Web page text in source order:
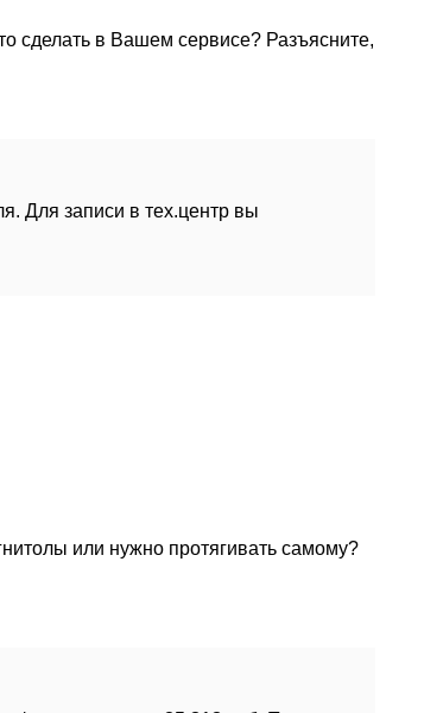
сделать в Вашем сервисе? Разъясните,
Для записи в тех.центр вы
или нужно протягивать самому?